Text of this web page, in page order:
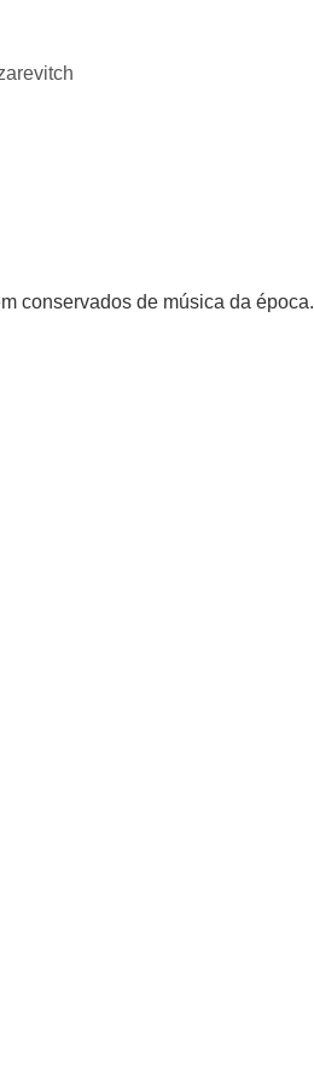
conservados de música da época.